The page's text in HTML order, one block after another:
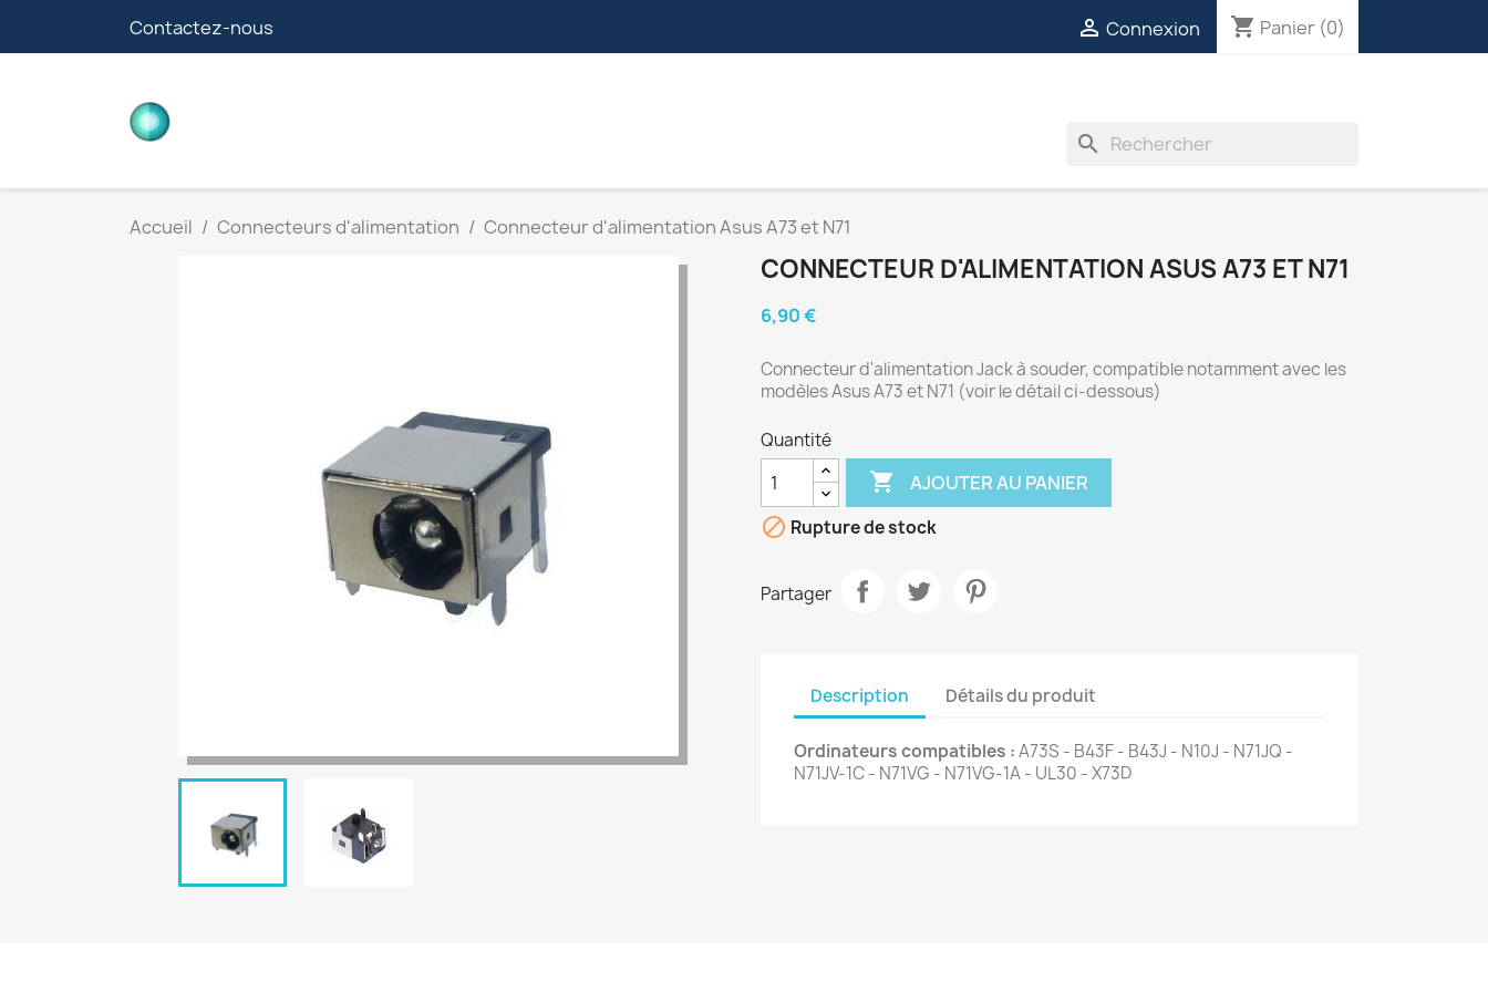
Contactez-nous  Connexion shopping_cart Panier (0)
search
Accueil Connecteurs d'alimentation Connecteur d'alimentation Asus A73 et N71
CONNECTEUR D'ALIMENTATION ASUS A73 ET N71
6,90 €
Connecteur d'alimentation Jack à souder, compatible notamment avec les
modèles Asus A73 et N71 (voir le détail ci-dessous)
Quantité
 AJOUTER AU PANIER
 Rupture de stock
Partager
Description Détails du produit
Ordinateurscompatibles :A73S - B43F - B43J - N10J - N71JQ -
N71JV-1C - N71VG - N71VG-1A - UL30 - X73D